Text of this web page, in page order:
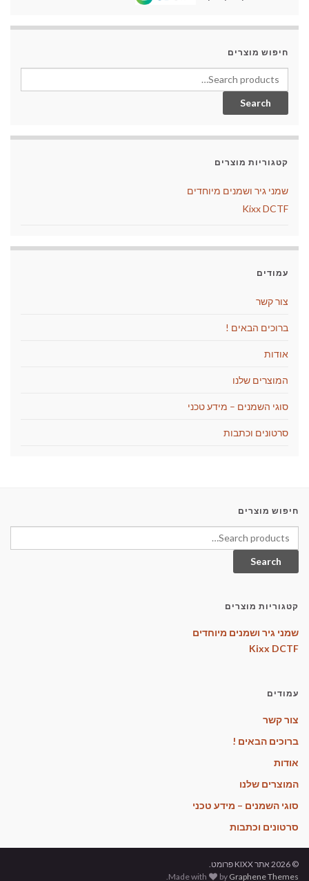
חיפוש מוצרים
Search for:
Search
קטגוריות מוצרים
שמני גיר ושמנים מיוחדים
Kixx DCTF
עמודים
צור קשר
ברוכים הבאים !
אודות
המוצרים שלנו
סוגי השמנים – מידע טכני
סרטונים וכתבות
חיפוש מוצרים
Search for:
Search
קטגוריות מוצרים
שמני גיר ושמנים מיוחדים
Kixx DCTF
עמודים
צור קשר
ברוכים הבאים !
אודות
המוצרים שלנו
סוגי השמנים – מידע טכני
סרטונים וכתבות
© 2026 אתר KIXX פרומט.
Made with
by Graphene Themes